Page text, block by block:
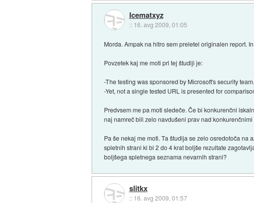
Icematxyz
:: 16. avg 2009, 01:05
Morda. Ampak na hitro sem preletel originalen report.
Povzetek kaj me moti pri tej študiji je:
-The testing was sponsored by Microsoft's security team.
-Yet, not a single tested URL is presented for
Predvsem me pa moti sledeče. Če bi konkurenčni
naj namreč bili zelo navdušeni prav nad konkurenčnimi
Pa še nekaj me moti. Ta študija se zelo osredotoča
spletnih strani ki bi 2 do 4 krat boljše rezultate
boljšega spletnega seznama nevarnih strani?
slitkx
:: 16. avg 2009, 01:57